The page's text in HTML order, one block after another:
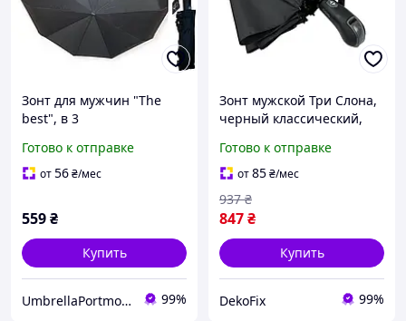
Зонт для мужчин "The
best", в 3
й.10 спиц Зонт
мужественный в 3
Готово к отправке
от56₴/мес
559₴
Купить
UmbrellaPortmone 99%
Зонт мужской Три Слона,
черный классический,
Готово к отправке
от85₴/мес
847₴
937 ₴
Купить
DekoFix 99%